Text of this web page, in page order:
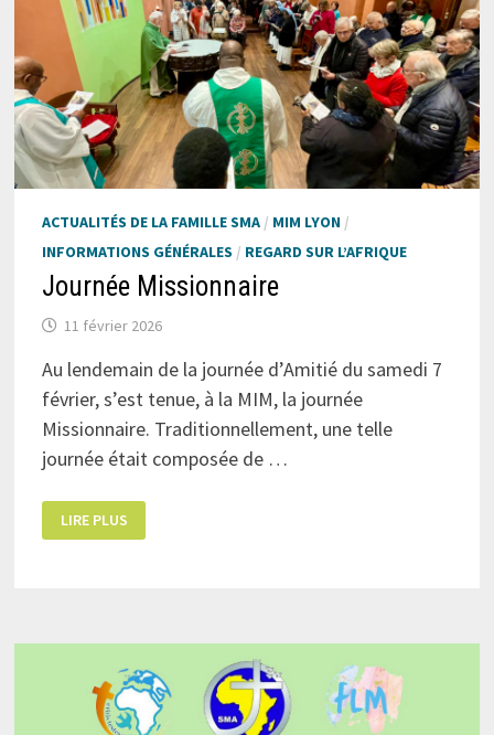
ACTUALITÉS DE LA FAMILLE SMA/ MIM LYON/
INFORMATIONS GÉNÉRALES / REGARD SUR L’AFRIQUE
Journée Missionnaire
11 février 2026
Au lendemain de la journée d’Amitié du samedi 7
février, s’est tenue, à la MIM, la journée
Missionnaire. Traditionnellement, une telle
journée était composée de …
MISSIONNAIRE
LIRE PLUS